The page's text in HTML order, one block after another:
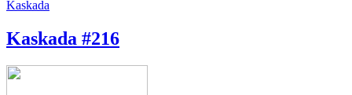
Kaskada
Kaskada #216